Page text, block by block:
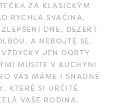
ZA KLASICKÝM
RYCHLÁ SVAČINA,
DNE, DEZERT
A NEBOJTE SE,
JEN DORTY
MUSÍTE V KUCHYNI
VÁS MÁME I SNADNÉ
KTERÉ SI URČITĚ
VAŠE RODINA.